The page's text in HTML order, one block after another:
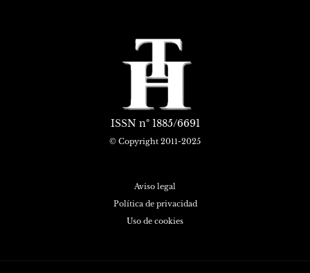
ISSN nº 1885/6691
© Copyright 2011-2025
Aviso legal
Política de privacidad
Uso de cookies